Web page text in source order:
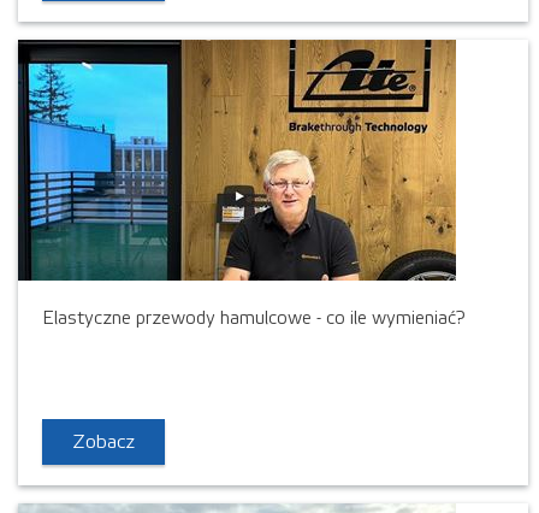
Elastyczne przewody hamulcowe - co ile wymieniać?
Zobacz